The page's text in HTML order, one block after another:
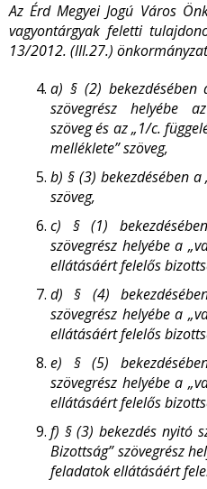
Az Érd Megyei Jogú Város
vagyontárgyak feletti
13/2012. (III.27.)
a) § (2) bekezdésében
szövegrész helyébe
szöveg és az „1/c.
melléklete” szöveg,
b) § (3) bekezdésében a
szöveg,
c) § (1)
szövegrész helyébe a
ellátásáért felelős
d) § (4)
szövegrész helyébe a
ellátásáért felelős
e) § (5)
szövegrész helyébe a
ellátásáért felelős
f) § (3) bekezdés nyitó
Bizottság” szövegrész
feladatok ellátásáért